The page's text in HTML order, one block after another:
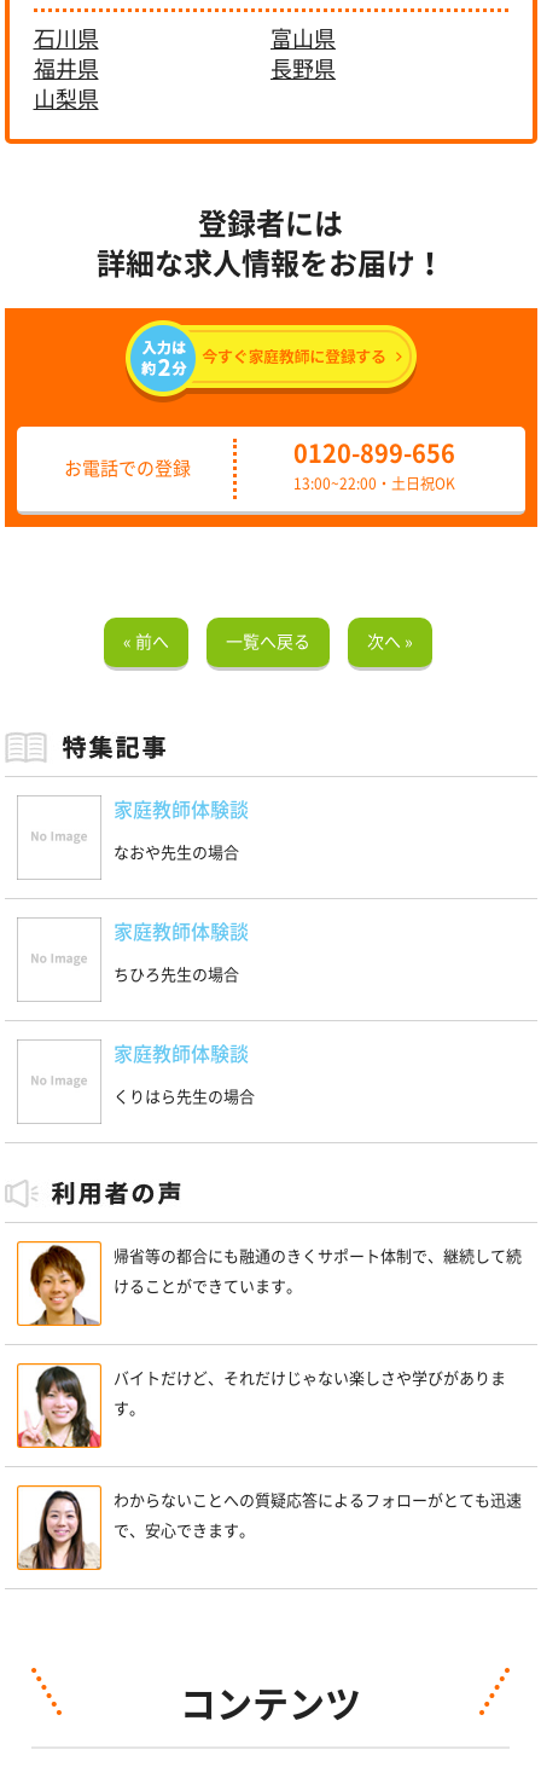
石川県
富山県
福井県
長野県
山梨県
登録者には
詳細な求人情報をお届け！
お電話での登録
0120-899-656
13:00~22:00・土日祝OK
« 前へ 一覧へ戻る 次へ »
家庭教師体験談
なおや先生の場合
家庭教師体験談
ちひろ先生の場合
家庭教師体験談
くりはら先生の場合
帰省等の都合にも融通のきくサポート体制で、継続して続
けることができています。
バイトだけど、それだけじゃない楽しさや学びがありま
す。
わからないことへの質疑応答によるフォローがとても迅速
で、安心できます。
コンテンツ